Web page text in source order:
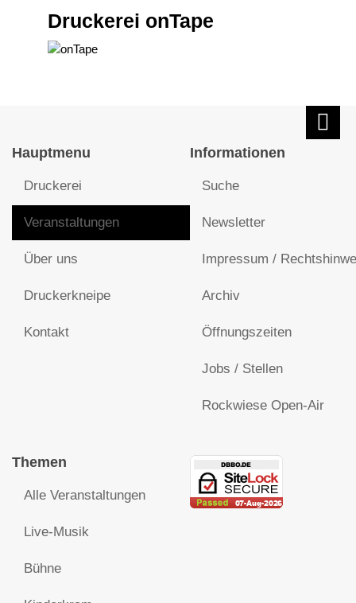
Druckerei onTape
Hauptmenu
Druckerei
Veranstaltungen
Über uns
Druckerkneipe
Kontakt
Informationen
Suche
Newsletter
Impressum /
Archiv
Öffnungszeiten
Jobs / Stellen
Rockwiese Open-Air
Themen
Alle Veranstaltungen
Live-Musik
Bühne